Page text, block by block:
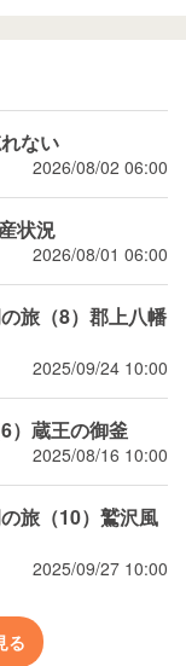
ない
2026/08/02 06:00
状況
2026/08/01 06:00
旅（8）郡上八幡
2025/09/24 10:00
）蔵王の御釜
2025/08/16 10:00
旅（10）鷲沢風
2025/09/27 10:00
る